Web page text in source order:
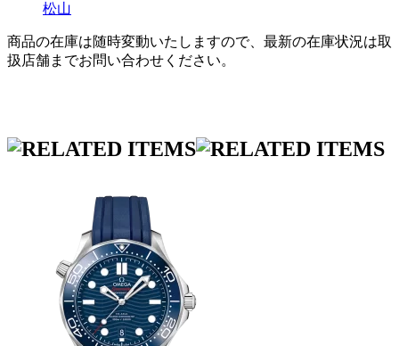
松山
商品の在庫は随時変動いたしますので、最新の在庫状況は取
扱店舗までお問い合わせください。